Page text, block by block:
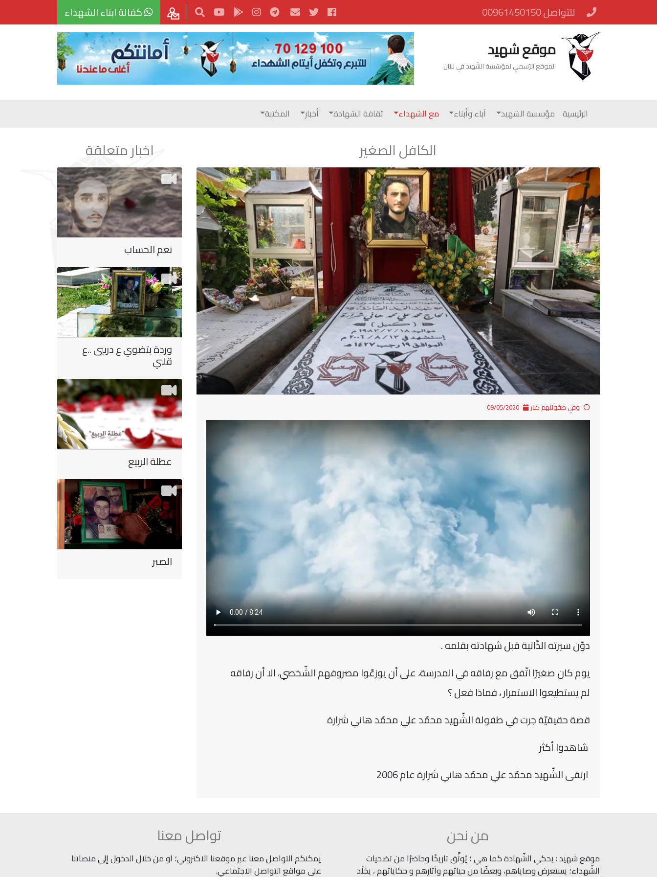
للتواصل 00961450150 كفالة ابناء الشهداء
موقع شهيد
الموقع الرّسمي لمؤسّسة الشّهيد في لبنان
الرئيسية مؤسسة الشهيد آباء وأبناء مع الشهداء ثقافة الشهادة أخبار المكتبة
الكافل الصغير
وفي طفولتهم كبار
دوّن سيرته الذّاتية قبل شهادته بقلمه .
يوم كان صغيرًا اتّفق مع رفاقه في المدرسة، على أن يوزعّوا مصروفهم الشّخصي، الا أن رفاقه
لم يستطيعوا الاستمرار ، فماذا فعل ؟
قصة حقيقيّة جرت في طفولة الشّهيد محمّد علي محمّد هاني شرارة
شاهدوا أكثر
ارتقى الشّهيد محمّد علي محمّد هاني شرارة عام 2006
اخبار متعلقة
نعم الحساب
وردة بتضوي ع دربيي ..ع
قلبي
عطلة الربيع
الصبر
من نحن
موقع شهيد : يحكي الشّهادة كما هي ؛ يُوثِّق تاريخًا وحاضرًا من تضحيات
الشّهداء؛ يستعرض وصاياهم، وبعضًا من حياتهم وآثارهم و حكاياتهم ، يخلّد
تواصل معنا
يمكنكم التواصل معنا عبر موقعنا الاكتروني؛ او من خلال الدخول إلى منصاتنا
على مواقع التواصل الاجتماعي.